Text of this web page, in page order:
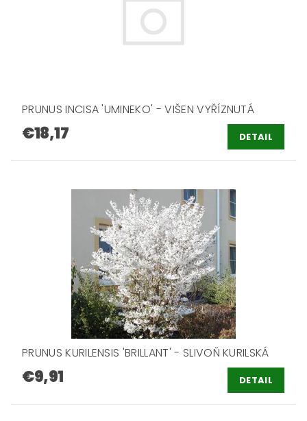
PRUNUS INCISA 'UMINEKO' - VIŠEN VYŘÍZNUTÁ
€18,17 DETAIL
PRUNUS KURILENSIS 'BRILLANT' - SLIVOŇ KURILSKÁ
€9,91 DETAIL